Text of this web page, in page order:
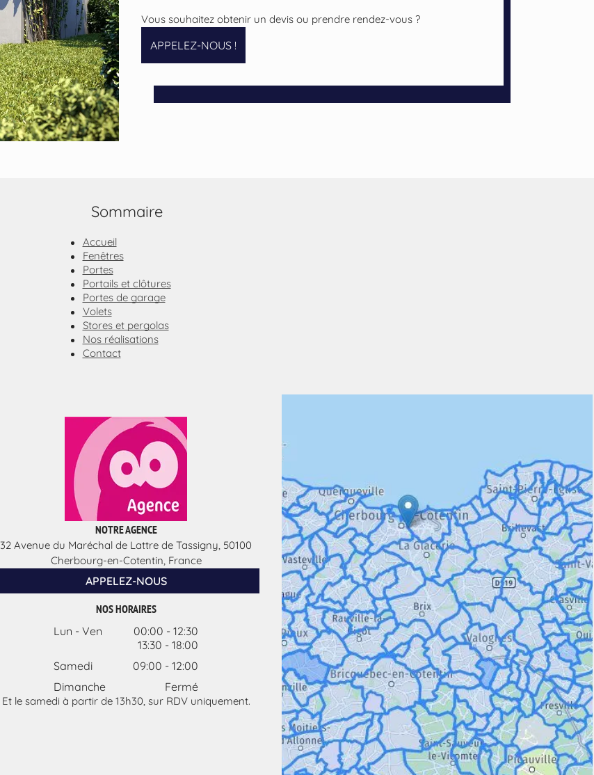
Vous souhaitez obtenir un devis ou prendre rendez-vous ?
APPELEZ-NOUS !
Sommaire
Accueil
Fenêtres
Portes
Portails et clôtures
Portes de garage
Volets
Stores et pergolas
Nos réalisations
Contact
NOTRE AGENCE
32 Avenue du Maréchal de Lattre de Tassigny, 50100
Cherbourg-en-Cotentin, France
APPELEZ-NOUS
NOS HORAIRES
Lun - Ven
00:00 -12:30
13:30 -18:00
Samedi
09:00 -12:00
Dimanche
Fermé
Et le samedi à partir de 13h30, sur RDV uniquement.